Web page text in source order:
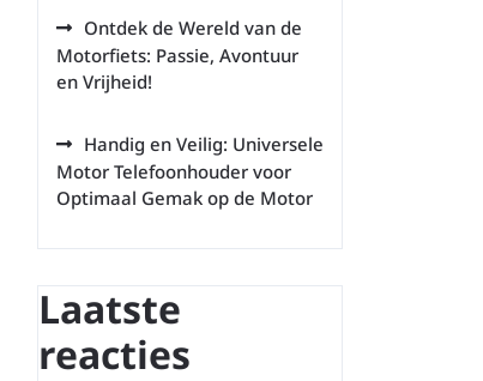
Ontdek de Wereld van de
Motorfiets: Passie, Avontuur
en Vrijheid!
Handig en Veilig: Universele
Motor Telefoonhouder voor
Optimaal Gemak op de Motor
Laatste
reacties